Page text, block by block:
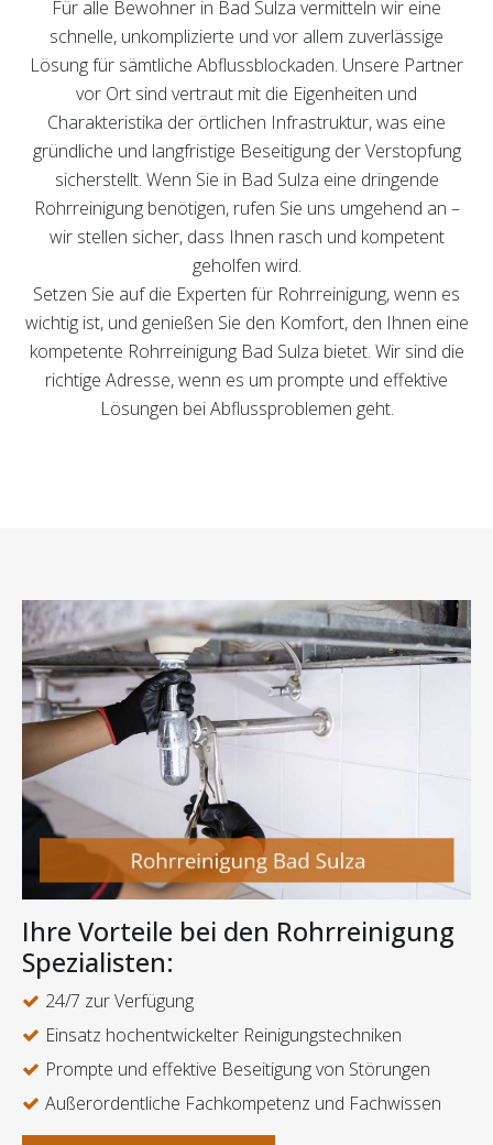
Für alle Bewohner in Bad Sulza vermitteln wir eine
schnelle, unkomplizierte und vor allem zuverlässige
Lösung für sämtliche Abflussblockaden. Unsere Partner
vor Ort sind vertraut mit die Eigenheiten und
Charakteristika der örtlichen Infrastruktur, was eine
gründliche und langfristige Beseitigung der Verstopfung
sicherstellt. Wenn Sie in Bad Sulza eine dringende
Rohrreinigung benötigen, rufen Sie uns umgehend an –
wir stellen sicher, dass Ihnen rasch und kompetent
geholfen wird.
Setzen Sie auf die Experten für Rohrreinigung, wenn es
wichtig ist, und genießen Sie den Komfort, den Ihnen eine
kompetente Rohrreinigung Bad Sulza bietet. Wir sind die
richtige Adresse, wenn es um prompte und effektive
Lösungen bei Abflussproblemen geht.
Ihre Vorteile bei den Rohrreinigung
Spezialisten:
24/7 zur Verfügung
Einsatz hochentwickelter Reinigungstechniken
Prompte und effektive Beseitigung von Störungen
Außerordentliche Fachkompetenz und Fachwissen